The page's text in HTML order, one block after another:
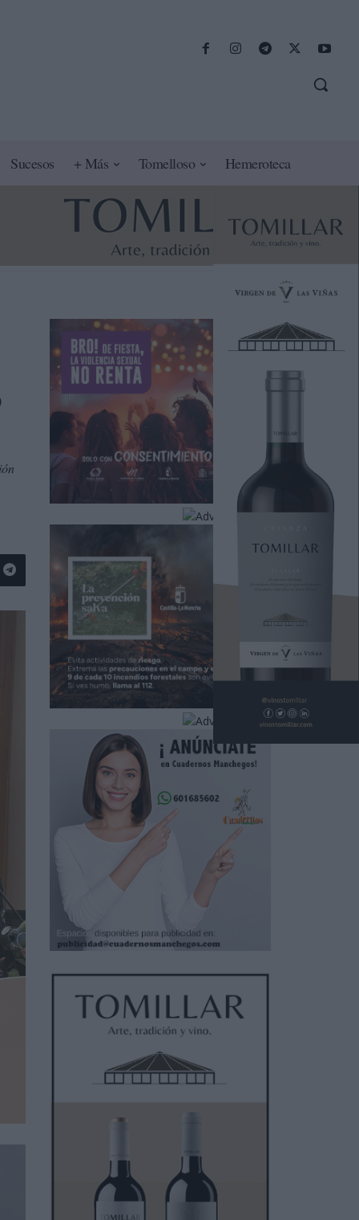
Sucesos + Más Tomelloso Hemeroteca